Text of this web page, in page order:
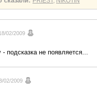
02/2009
подсказка не появляется...
02/2009